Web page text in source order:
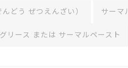
どう ぜつえんざい） サーマ
リース または サーマルペースト